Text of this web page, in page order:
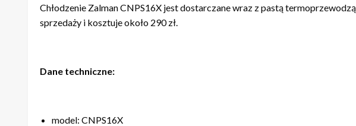
Chłodzenie Zalman CNPS16X jest dostarczane wraz z pastą
sprzedaży i kosztuje około 290 zł.
Dane techniczne:
model: CNPS16X